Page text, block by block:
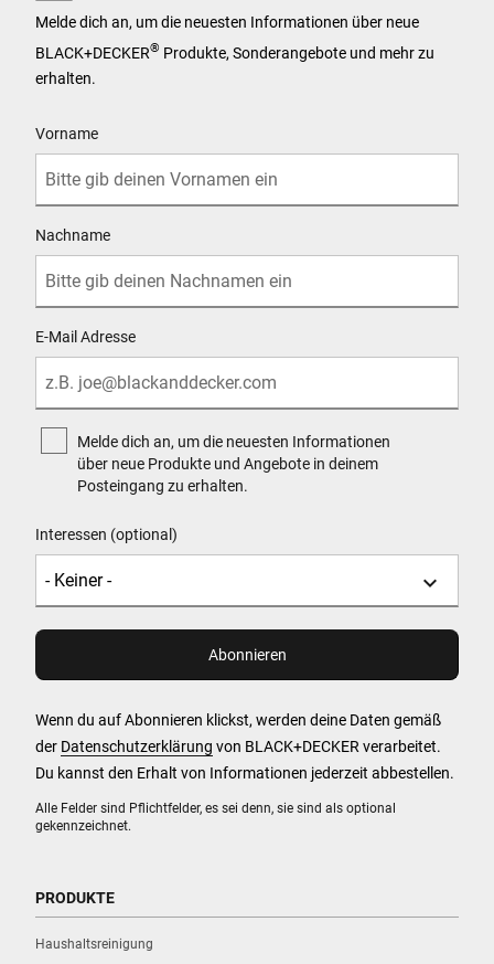
Alle Felder sind Pflichtfelder, es sei denn, sie sind als optional
gekennzeichnet.
Melde dich an, um die neuesten Informationen über neue
BLACK+DECKER® Produkte, Sonderangebote und mehr zu
erhalten.
Vorname
Nachname
E-Mail Adresse
Melde dich an, um die neuesten Informationen
über neue Produkte und Angebote in deinem
Posteingang zu erhalten.
Interessen (optional)
Wenn du auf Abonnieren klickst, werden deine Daten gemäß
der Datenschutzerklärung von BLACK+DECKER verarbeitet.
Du kannst den Erhalt von Informationen jederzeit abbestellen.
PRODUKTE
Haushaltsreinigung